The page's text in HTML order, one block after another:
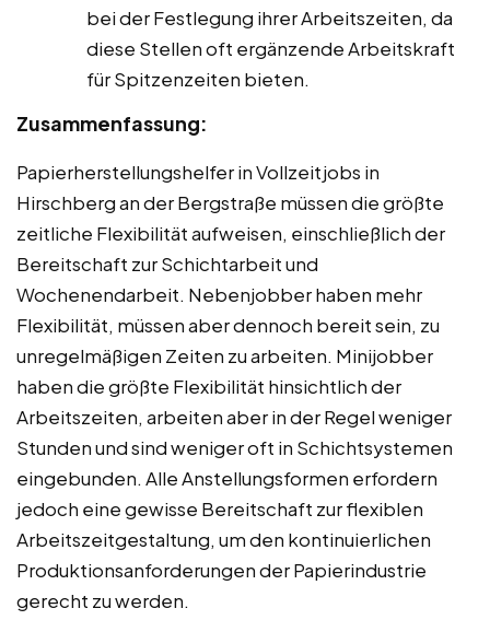
bei der Festlegung ihrer Arbeitszeiten, da
diese Stellen oft ergänzende Arbeitskraft
für Spitzenzeiten bieten.
Zusammenfassung:
Papierherstellungshelfer in Vollzeitjobs in
Hirschberg an der Bergstraße müssen die größte
zeitliche Flexibilität aufweisen, einschließlich der
Bereitschaft zur Schichtarbeit und
Wochenendarbeit. Nebenjobber haben mehr
Flexibilität, müssen aber dennoch bereit sein, zu
unregelmäßigen Zeiten zu arbeiten. Minijobber
haben die größte Flexibilität hinsichtlich der
Arbeitszeiten, arbeiten aber in der Regel weniger
Stunden und sind weniger oft in Schichtsystemen
eingebunden. Alle Anstellungsformen erfordern
jedoch eine gewisse Bereitschaft zur flexiblen
Arbeitszeitgestaltung, um den kontinuierlichen
Produktionsanforderungen der Papierindustrie
gerecht zu werden.